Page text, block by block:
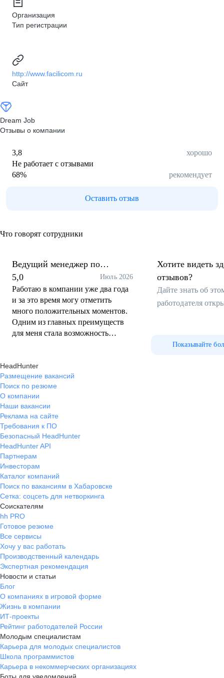
Организация
Тип регистрации
http://www.facilicom.ru
Сайт
Dream Job
Отзывы о компании
3,8
хорошо
Не работает с отзывами
68% рекомендует
Оставить отзыв
Что говорят сотрудники
Ведущий менеджер по
продажам B2B
5,0 Июль 2026
Работаю в компании уже два года
и за это время могу отметить
много положительных моментов.
Одним из главных преимуществ
для меня стала возможность
повышение грейда и убедилась,
что компания действительно
поддерживает рост сотрудников.
Здесь есть возможности как для
вертикального карьерного
развития, так и для
горизонтального расширения
компетенций и освоения новых
направлений. На позиции
менеджера можно рассчитывать на
достойный уровень заработной
платы и хороший процент от
продаж, что является большим
плюсом и выгодно отличает
компанию от многих других
работодателей. Также хочу
отметить, что компания полностью
официальная: трудоустройство
происходит в соответствии с
законодательством, заработная
плата выплачивается прозрачно и
своевременно. Для меня это было
важным критерием при выборе
работодателя. Отпуска и
больничные оформляются без
каких-либо сложностей и всегда в
установленные сроки. Отдельно
хочется отметить дружелюбную
рабочую атмосферу и готовность
Хотите видеть
отзывов?
Дайте знать об
работодателя
Показывайте
HeadHunter
Размещение вакансий
Поиск по резюме
О компании
Наши вакансии
Реклама на сайте
Требования к ПО
Безопасный HeadHunter
HeadHunter API
Партнерам
Инвесторам
Каталог компаний
Поиск по вакансиям в Хабаровске
Сетка: соцсеть для нетворкинга
Соискателям
hh PRO
Готовое резюме
Все сервисы
Хочу у вас работать
Производственный календарь
Экспертная рекомендация
Новости и статьи
Блог
О компаниях в игровой форме
Жизнь в компании
ИТ-проекты
Рейтинг работодателей России
Молодым специалистам
Карьера для молодых специалистов
Школа программистов
Карьера в некоммерческих организациях